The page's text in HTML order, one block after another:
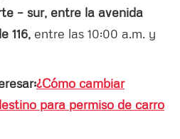
– sur, entre la avenida
116, entre las 10:00 a.m. y
¿Cómo cambiar
para permiso de carro